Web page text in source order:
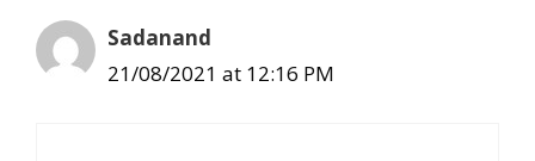
Sadanand
21/08/2021 at 12:16 PM